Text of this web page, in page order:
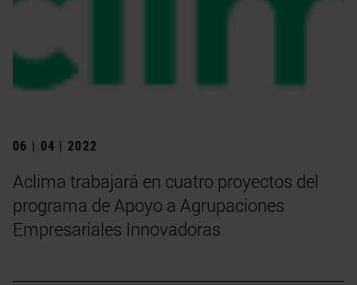
06 | 04 | 2022
Aclima trabajará en cuatro proyectos del
programa de Apoyo a Agrupaciones
Empresariales Innovadoras